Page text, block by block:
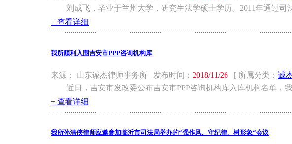
刘成飞，毕业于兰州大学，研究生法学硕士学历。2011年通过
+ 查看详细
我所顺利入围吉安市PPP咨询机构库
来源： 山东诚杰律师事务所 发布时间： 2018/11/26 [ 所属分类： 诚
近日，吉安市发改委公布吉安市PPP咨询机构库入库机构名单
+ 查看详细
我所孙清侠律师应邀参加临沂市司法局举办的“强作风、守纪律、树形象“会议